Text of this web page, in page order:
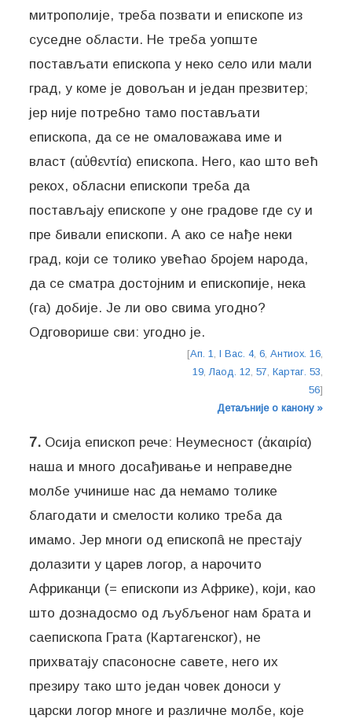
митрополије, треба позвати и епископе из
суседне области. Не треба уопште
постављати епископа у неко село или мали
град, у коме је довољан и један презвитер;
јер није потребно тамо постављати
епископа, да се не омаловажава име и
власт (αὐθεντία) епископа. Него, као што већ
рекох, обласни епископи треба да
постављају епископе у оне градове где су и
пре бивали епископи. А ако се нађе неки
град, који се толико увећао бројем народа,
да се сматра достојним и епископије, нека
(га) добије. Је ли ово свима угодно?
Одговорише сви: угодно је.
[Ап. 1 I Вас. 4, 6, Антиох. 16,
19, Лаод. 12 57 Картаг. 53
56]
Детаљније о канону »
7. Осија епископ рече: Неумесност (ἀκαιρία)
наша и много досађивање и неправедне
молбе учинише нас да немамо толике
благодати и смелости колико треба да
имамо. Јер многи од епископâ не престају
долазити у царев логор, а нарочито
Африканци (= епископи из Африке), који, као
што дознадосмо од љубљеног нам брата и
саепископа Грата (Картагенског), не
прихватају спасоносне савете, него их
презиру тако што један човек доноси у
царски логор многе и различне молбе, које